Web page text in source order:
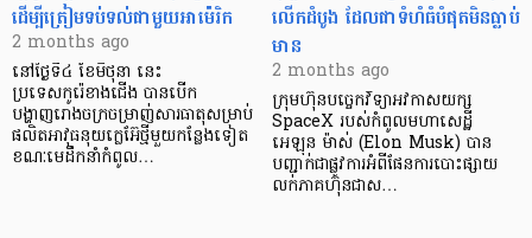
ដើម្បីត្រៀមទប់ទល់ជាមួយអាម៉េរិក
2 months ago
នៅថ្ងៃទី៤ ខែមិថុនា នេះ
ប្រទេសកូរ៉េខាងជើង បានបើក
បង្ហាញរោងចក្រចម្រាញ់សារធាតុសម្រាប់
ផលិតអាវុធនុយក្លេអ៊ែថ្មីមួយកន្លែងទៀត
ខណៈមេដឹកនាំកំពូល…
លើកដំបូង ដែលជាទំហំធំបំផុតមិនធ្លាប់
មាន
2 months ago
ក្រុមហ៊ុនបច្ចេកវិទ្យាអវកាសយក្ស
SpaceX របស់កំពូលមហាសេដ្ឋី
អេឡុន ម៉ាស់ (Elon Musk) បាន
បញ្ជាក់ជាផ្លូវការអំពីផែនការបោះផ្សាយ
លក់ភាគហ៊ុនជាស…